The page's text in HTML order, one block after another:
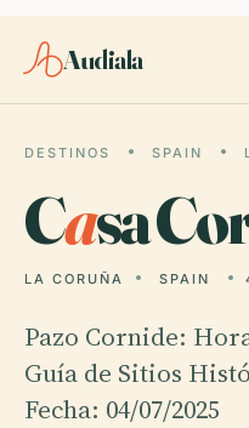
Audiala
DESTINOS SPAIN
Casa
LA CORUÑA SPAIN
Pazo Cornide:
Guía de Sitios
Fecha: 04/07/2025